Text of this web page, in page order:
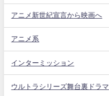
アニメ新世紀宣言から映画へ
アニメ系
インターミッション
ウルトラシリーズ舞台裏ドラマ